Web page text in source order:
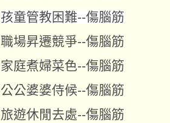
孩童管教困難--傷腦筋
職場昇遷競爭--傷腦筋
家庭煮婦菜色--傷腦筋
公公婆婆侍候--傷腦筋
旅遊休閒去處--傷腦筋